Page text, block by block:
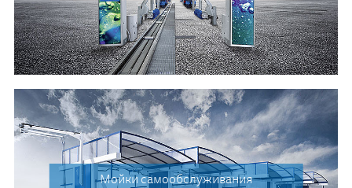
Мойки самообслуживания